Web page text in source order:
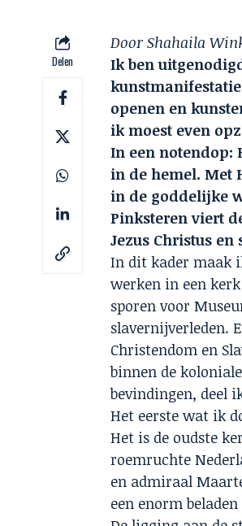
Delen
Door Shahaila
Ik ben
openen en
ik moest even
In een notendop:
in de hemel. Met
in de goddelijke
Pinksteren viert
Jezus Christus
In dit kader maak
werken in een
sporen voor
slavernijverleden.
Christendom en
binnen de
bevindingen, deel
Het eerste wat ik
Het is de oudste
roemruchte
en admiraal
een enorm